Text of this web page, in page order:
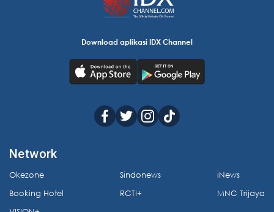
Download aplikasi IDX Channel
Network
Okezone
Booking Hotel
Sindonews
RCTI+
iNews
MNC Trijaya